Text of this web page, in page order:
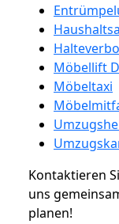
Möbellift
Möbeltaxi
Kontaktieren
uns
planen!